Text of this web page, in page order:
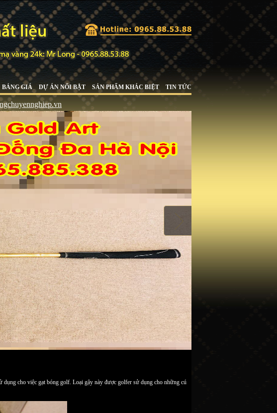
BẢNG GIÁ DỰ ÁN NỔI BẬT SẢN PHẨM KHÁC BIỆT TIN TỨC
dụng cho việc gạt bóng golf. Loại gậy này được golfer sử dụng cho những cú